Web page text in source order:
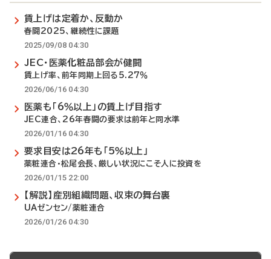
賃上げは定着か、反動か
春闘2025、継続性に課題
2025/09/08 04:30
JEC・医薬化粧品部会が健闘
賃上げ率、前年同期上回る5.27％
2026/06/16 04:30
医薬も「6％以上」の賃上げ目指す
JEC連合、26年春闘の要求は前年と同水準
2026/01/16 04:30
要求目安は26年も「5％以上」
薬粧連合・松尾会長、厳しい状況にこそ人に投資を
2026/01/15 22:00
【解説】産別組織問題、収束の舞台裏
UAゼンセン/薬粧連合
2026/01/26 04:30